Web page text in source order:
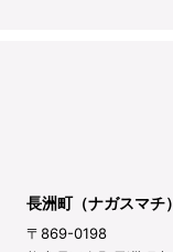
長洲町（ナガスマチ）
〒869-0198